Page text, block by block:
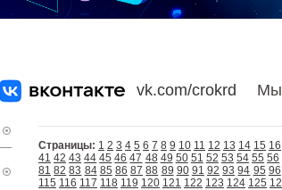
vk.com/crokrd Мы
Страницы: 1 2 3 4 5 6 7 8 9 10 11 12 13 14 15 16
41 42 43 44 45 46 47 48 49 50 51 52 53 54 55 56
81 82 83 84 85 86 87 88 89 90 91 92 93 94 95 96
115 116 117 118 119 120 121 122 123 124 125